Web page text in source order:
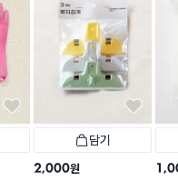
담기
2,000원